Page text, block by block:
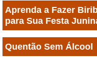
Aprenda a Fazer
para Sua Festa
Quentão Sem Álcool